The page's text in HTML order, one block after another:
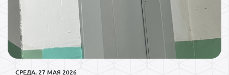
СРЕДА, 27 МАЯ 2026